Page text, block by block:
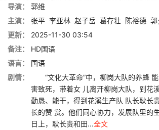
导演：
郭维
主演：
张平 李亚林 赵子岳 葛存壮 陈裕德 郭
更新：
2025-11-30 03:54
备注：
HD国语
语言：
国语
剧情：
“文化大革命”中，柳岗大队的养蜂 能
害致死，带着女 儿离开柳岗大队，到花
勤恳、能干，得到花溪生产队 队长耿长
长的赞 赏。他们同心协力，发展队里的
日上，耿长贵和田...全文